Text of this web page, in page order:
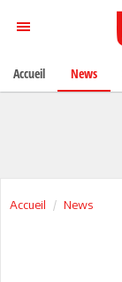
Accueil News
Accueil News